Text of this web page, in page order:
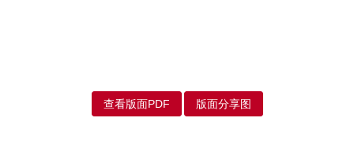
查看版面PDF 版面分享图